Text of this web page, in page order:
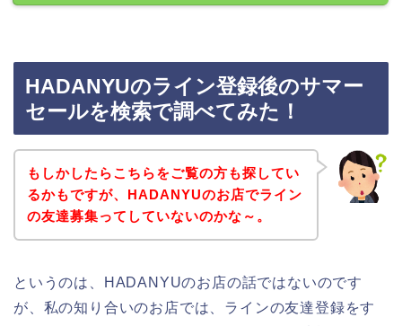
HADANYUのライン登録後のサマー
セールを検索で調べてみた！
もしかしたらこちらをご覧の方も探してい
るかもですが、HADANYUのお店でライン
の友達募集ってしていないのかな～。
というのは、HADANYUのお店の話ではないのです
が、私の知り合いのお店では、ラインの友達登録をす